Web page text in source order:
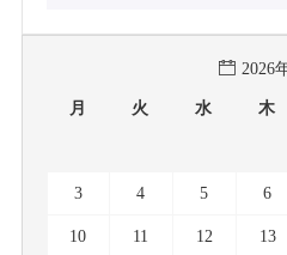
2026
月 火 水 木
3 4 5 6
10 11 12 13